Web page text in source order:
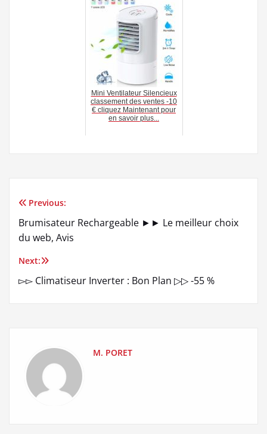
Mini Ventilateur Silencieux
classement des ventes -10
€ cliquez Maintenant pour
en savoir plus...
Navigation
de
l’article
Previous:
Brumisateur Rechargeable ►► Le meilleur choix
du web, Avis
Next:
▻▻ Climatiseur Inverter : Bon Plan ▷▷ -55 %
M. PORET